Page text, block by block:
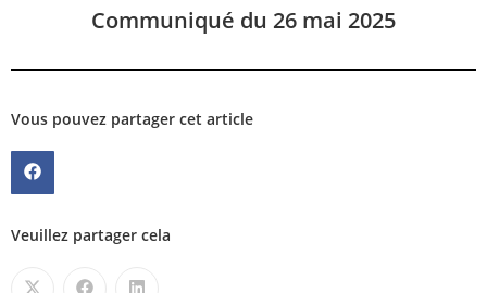
Communiqué du 26 mai 2025
Vous pouvez partager cet article
Veuillez partager cela